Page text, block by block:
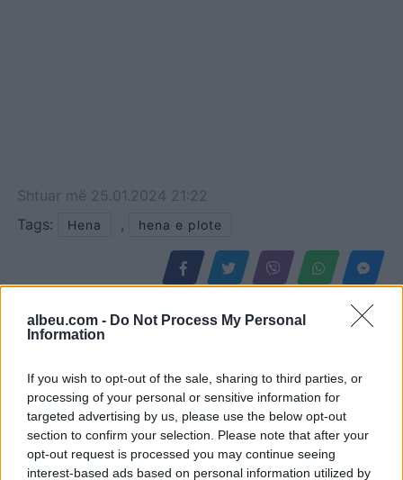
albeu.com - Do Not Process My Personal
Information
If you wish to opt-out of the sale, sharing to third parties, or
processing of your personal or sensitive information for
targeted advertising by us, please use the below opt-out
section to confirm your selection. Please note that after your
opt-out request is processed you may continue seeing
interest-based ads based on personal information utilized by
Shtuar më 25.01.2024 21:22
Tags:
Hena , hena e plote